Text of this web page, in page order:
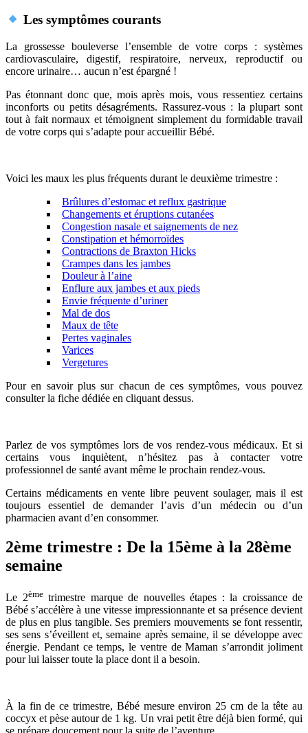
Les symptômes courants
La grossesse bouleverse l’ensemble de votre corps : systèmes
cardiovasculaire, digestif, respiratoire, nerveux, reproductif ou
encore urinaire… aucun n’est épargné !
Pas étonnant donc que, mois après mois, vous ressentiez certains
inconforts ou petits désagréments. Rassurez-vous : la plupart sont
tout à fait normaux et témoignent simplement du formidable travail
de votre corps qui s’adapte pour accueillir Bébé.
Voici les maux les plus fréquents durant le deuxième trimestre :
Brûlures d’estomac et reflux gastrique
Changements et éruptions cutanées
Congestion nasale et saignements de nez
Constipation et hémorroïdes
Contractions de Braxton Hicks
Crampes dans les jambes
Douleur à l’aine
Enflure aux jambes et aux pieds
Envie fréquente d’uriner
Mal de dos
Maux de tête
Pertes vaginales
Varices
Vergetures
Pour en savoir plus sur chacun de ces symptômes, vous pouvez
consulter la fiche dédiée en cliquant dessus.
Parlez de vos symptômes lors de vos rendez-vous médicaux. Et si
certains vous inquiètent, n’hésitez pas à contacter votre
professionnel de santé avant même le prochain rendez-vous.
Certains médicaments en vente libre peuvent soulager, mais il est
toujours essentiel de demander l’avis d’un médecin ou d’un
pharmacien avant d’en consommer.
2ème trimestre : De la 15ème à la 28ème
semaine
Le 2èmetrimestre marque de nouvelles étapes : la croissance de
Bébé s’accélère à une vitesse impressionnante et sa présence devient
de plus en plus tangible. Ses premiers mouvements se font ressentir,
ses sens s’éveillent et, semaine après semaine, il se développe avec
énergie. Pendant ce temps, le ventre de Maman s’arrondit joliment
pour lui laisser toute la place dont il a besoin.
À la fin de ce trimestre, Bébé mesure environ 25 cm de la tête au
coccyx et pèse autour de 1 kg. Un vrai petit être déjà bien formé, qui
se prépare doucement pour la suite de l’aventure.